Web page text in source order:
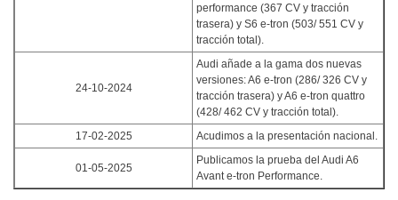
performance (367 CV y tracción
trasera) y S6 e-tron (503/ 551 CV y
tracción total).
24-10-2024
Audi añade a la gama dos nuevas
versiones: A6 e-tron (286/ 326 CV y
tracción trasera) y A6 e-tron quattro
(428/ 462 CV y tracción total).
17-02-2025
Acudimos a la presentación nacional.
01-05-2025
Publicamos la prueba del Audi A6
Avant e-tron Performance.